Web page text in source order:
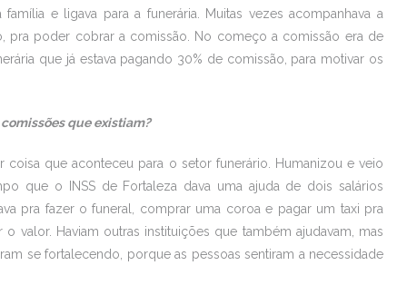
e ligava para a funerária. Muitas vezes acompanhava a
pra poder cobrar a comissão. No começo a comissão era de
que já estava pagando 30% de comissão, para motivar os
que existiam?
que aconteceu para o setor funerário. Humanizou e veio
que o INSS de Fortaleza dava uma ajuda de dois salários
pra fazer o funeral, comprar uma coroa e pagar um taxi pra
valor. Haviam outras instituições que também ajudavam, mas
se fortalecendo, porque as pessoas sentiram a necessidade